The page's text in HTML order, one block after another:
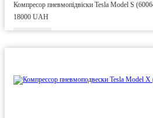
Компресор пневмопідвіски Tesla Model S
18000 UAH